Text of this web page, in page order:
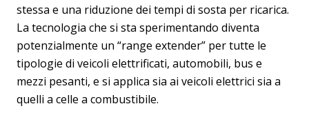
stessa e una riduzione dei tempi di sosta per ricarica.
La tecnologia che si sta sperimentando diventa
potenzialmente un “range extender” per tutte le
tipologie di veicoli elettrificati, automobili, bus e
mezzi pesanti, e si applica sia ai veicoli elettrici sia a
quelli a celle a combustibile.